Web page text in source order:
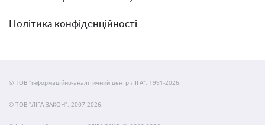
Політика конфіденційності
© ТОВ "інформаційно-аналітичний центр ЛІГА", 1991-2026.
© ТОВ "ЛІГА ЗАКОН", 2007-2026.